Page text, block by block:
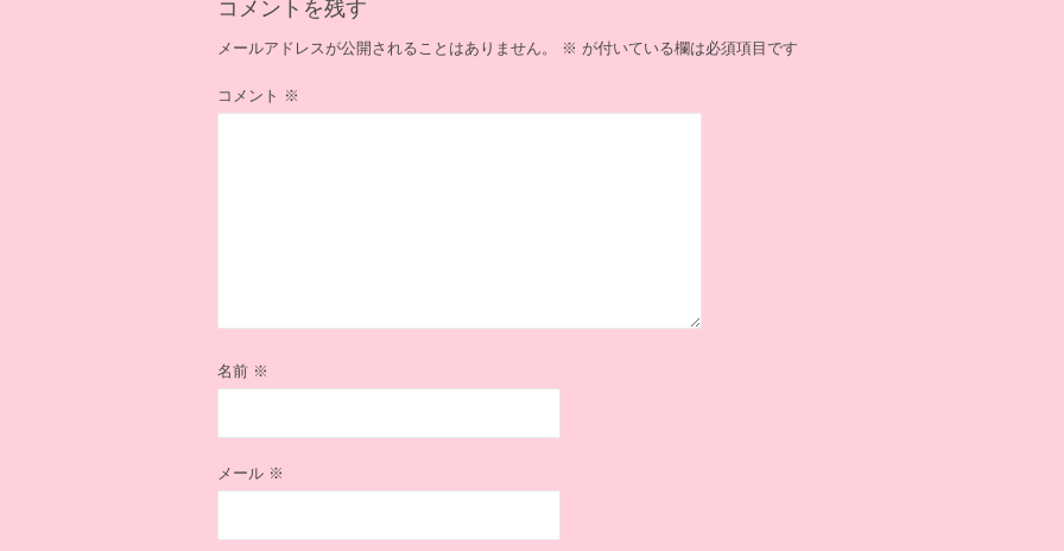
シ
ョ
コメントを残す
メールアドレスが公開されることはありません。 ※ が付いている欄は必須項目です
コメント ※
名前 ※
メール ※